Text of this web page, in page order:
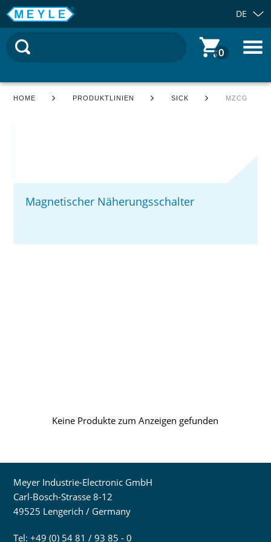
DE
0
HOME PRODUKTLINIEN SICK MZCG
Magnetischer Näherungsschalter
Keine Produkte zum Anzeigen gefunden
Meyer Industrie-Electronic GmbH
Carl-Bosch-Strasse 8-12
49525 Lengerich / Germany
Tel: +49 (0) 54 81 / 93 85 - 0